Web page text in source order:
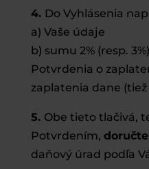
4. Do Vyhlásenia
a) Vaše údaje
b) sumu 2% (resp.
Potvrdenia o
zaplatenia dane
5. Obe tieto tlačivá,
Potvrdením, doručte
daňový úrad podľa